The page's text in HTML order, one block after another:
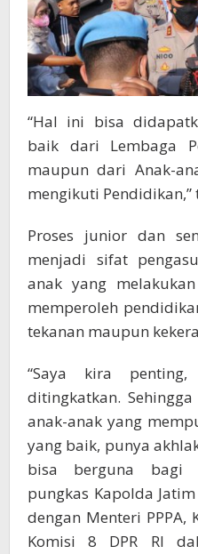
“Hal ini bisa
baik dari Lembaga
maupun dari Anak-
mengikuti Pendidikan,”
Proses junior dan
menjadi sifat
anak yang
memperoleh
tekanan maupun
“Saya kira
ditingkatkan.
anak-anak yang
yang baik, punya
bisa berguna bagi
pungkas Kapolda
dengan Menteri PPPA,
Komisi 8 DPR RI